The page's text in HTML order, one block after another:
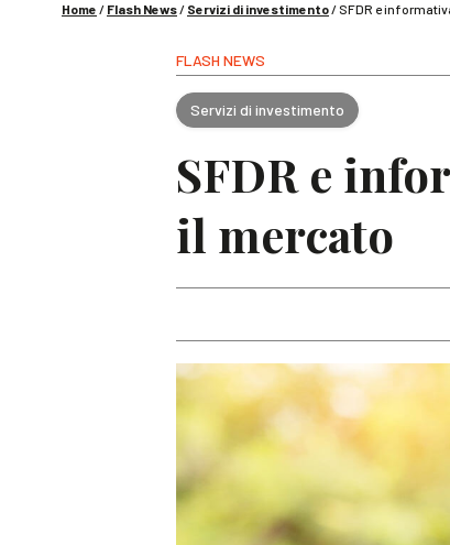
Home / Flash News/ Servizi di investimento/ SFDR e
FLASH NEWS
Servizi di investimento
SFDR e
il mercato